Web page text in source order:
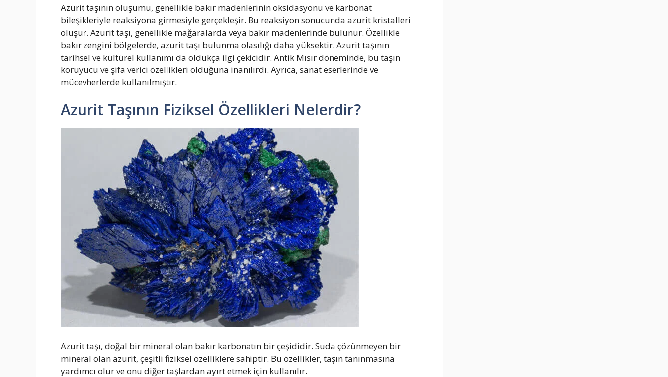
Azurit taşının oluşumu, genellikle bakır madenlerinin oksidasyonu ve karbonat
bileşikleriyle reaksiyona girmesiyle gerçekleşir. Bu reaksiyon sonucunda azurit kristalleri
oluşur. Azurit taşı, genellikle mağaralarda veya bakır madenlerinde bulunur. Özellikle
bakır zengini bölgelerde, azurit taşı bulunma olasılığı daha yüksektir. Azurit taşının
tarihsel ve kültürel kullanımı da oldukça ilgi çekicidir. Antik Mısır döneminde, bu taşın
koruyucu ve şifa verici özellikleri olduğuna inanılırdı. Ayrıca, sanat eserlerinde ve
mücevherlerde kullanılmıştır.
Azurit Taşının Fiziksel Özellikleri Nelerdir?
Azurit taşı, doğal bir mineral olan bakır karbonatın bir çeşididir. Suda çözünmeyen bir
mineral olan azurit, çeşitli fiziksel özelliklere sahiptir. Bu özellikler, taşın tanınmasına
yardımcı olur ve onu diğer taşlardan ayırt etmek için kullanılır.